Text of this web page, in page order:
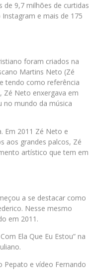
9,7 milhões de curtidas
e mais de 175
foram criados na
Martins Neto (Zé
tendo como referência
Zé Neto enxergava em
no mundo da música
Em 2011 Zé Neto e
aos grandes palcos, Zé
artístico que tem em
a se destacar como
Nesse mesmo
em 2011.
Ela Que Eu Estou” na
Pepato e vídeo Fernando